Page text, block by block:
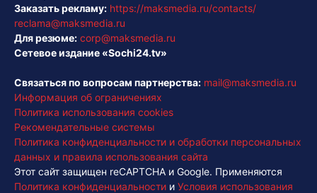
Заказать рекламу: https://maksmedia.ru/contacts/
reclama@maksmedia.ru
Для резюме: corp@maksmedia.ru
Сетевое издание «Sochi24.tv»
Связаться по вопросам партнерства: mail@maksmedia.ru
Информация об ограничениях
Политика использования cookies
Рекомендательные системы
Политика конфиденциальности и обработки персональных
данных и правила использования сайта
Этот сайт защищен reCAPTCHA и Google. Применяются
Политика конфиденциальности и Условия использования